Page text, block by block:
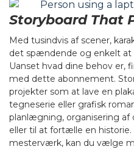
Storyboard That
Med tusindvis af scener,
det spændende og enkelt at
Uanset hvad dine behov er,
med dette abonnement.
projekter som at lave en
tegneserie eller grafisk
planlægning, organisering
eller til at fortælle en
mesterværk, kan du vælge